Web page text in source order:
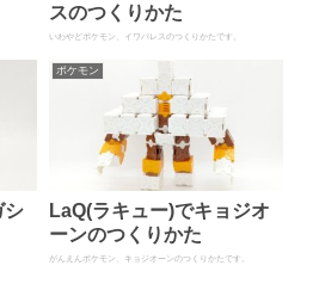
スのつくりかた
いわやどポケモン、イワパレスのつくりかたです。
シ
ポケモン
LaQ(ラキュー)でキョジオ
ーンのつくりかた
がんえんポケモン、キョジオーンのつくりかたです。